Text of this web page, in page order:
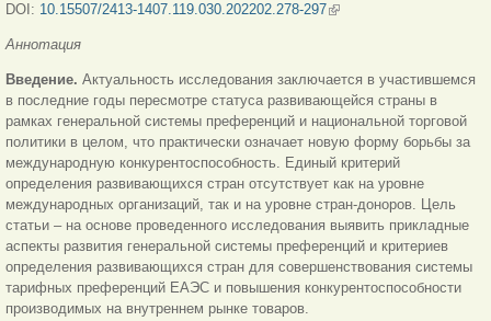
DOI: 10.15507/2413-1407.119.030.202202.278-297(link is external)
Аннотация
Введение. Актуальность исследования заключается в участившемся
в последние годы пересмотре статуса развивающейся страны в
рамках генеральной системы преференций и национальной торговой
политики в целом, что практически означает новую форму борьбы за
международную конкурентоспособность. Единый критерий
определения развивающихся стран отсутствует как на уровне
международных организаций, так и на уровне стран-доноров. Цель
статьи – на основе проведенного исследования выявить прикладные
аспекты развития генеральной системы преференций и критериев
определения развивающихся стран для совершенствования системы
тарифных преференций ЕАЭС и повышения конкурентоспособности
производимых на внутреннем рынке товаров.